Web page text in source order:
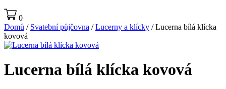
0
Domů / Svatební půjčovna /Lucerny a klícky / Lucerna bílá klícka
kovová
Lucerna bílá klícka kovová